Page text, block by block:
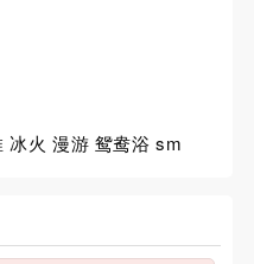
冰火 漫游 鸳鸯浴 sm